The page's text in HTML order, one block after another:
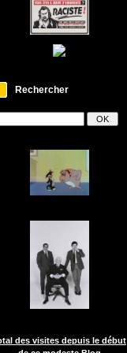
Rechercher
des visites depuis le début